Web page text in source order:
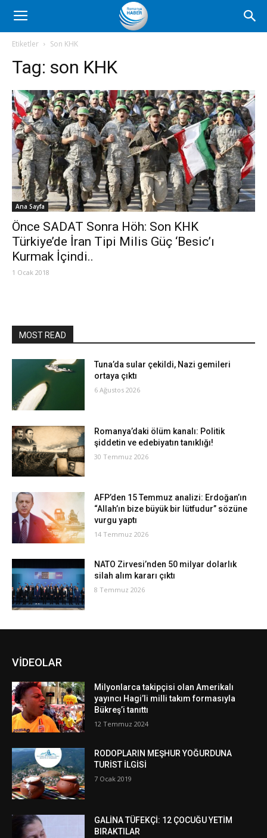
Romanya
Haber
Etiketler Son KHK
Tag: son KHK
Ana Sayfa
Önce SADAT Sonra Höh: Son KHK
Türkiye’de İran Tipi Milis Güç ‘Besic’ı
Kurmak İçindi..
1 Ocak 2018
MOST READ
Tuna’da sular çekildi, Nazi gemileri
ortaya çıktı
6 Ağustos 2026
Romanya’daki ölüm kanalı: Politik
şiddetin ve edebiyatın tanıklığı!
30 Temmuz 2026
AFP’den 15 Temmuz analizi: Erdoğan’ın
“Allah’ın bize büyük bir lütfudur” sözüne
vurgu yaptı
14 Temmuz 2026
NATO Zirvesi’nden 50 milyar dolarlık
silah alım kararı çıktı
8 Temmuz 2026
VİDEOLAR
Milyonlarca takipçisi olan Amerikalı
yayıncı Hagi’li milli takım formasıyla
Bükreş’i tanıttı
12 Temmuz 2024
RODOPLARIN MEŞHUR YOĞURDUNA
TURİST İLGİSİ
7 Ocak 2019
GALİNA TÜFEKÇİ: 12 ÇOCUĞU YETİM
BIRAKTILAR